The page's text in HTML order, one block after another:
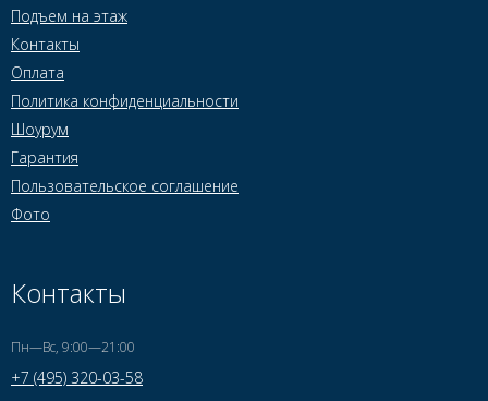
Подъем на этаж
Контакты
Оплата
Политика конфиденциальности
Шоурум
Гарантия
Пользовательское соглашение
Фото
Контакты
Пн—Вс, 9:00—21:00
+7 (495) 320-03-58